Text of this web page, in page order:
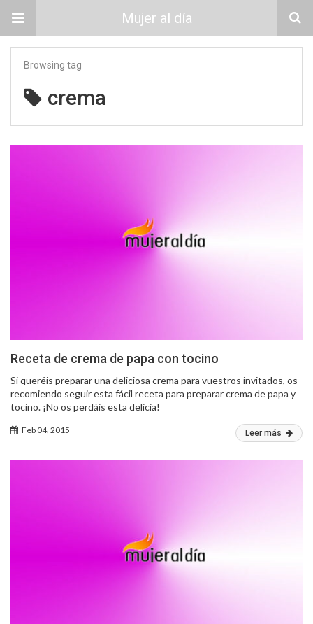
Mujer al día
Browsing tag
crema
Receta de crema de papa con tocino
Si queréis preparar una deliciosa crema para vuestros invitados, os
recomiendo seguir esta fácil receta para preparar crema de papa y
tocino. ¡No os perdáis esta delicia!
Feb 04, 2015 Leer más